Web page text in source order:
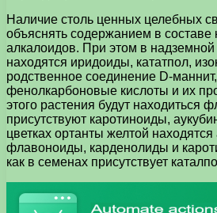
Наличие столь ценных целебных
объяснять содержанием в составе
алкалоидов. При этом в надземной
находятся иридоиды, кататпол,
родственное соединение D-
фенолкарбоновые кислоты и их
этого растения будут находиться
присутствуют каротиноиды,
цветках ортанты желтой
флавоноиды, карденолиды и
как в семенах присутствует